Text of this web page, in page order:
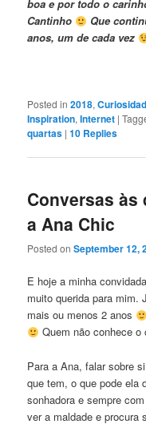
boa e por todo o
Cantinho
Que
anos, um de cada vez
Posted in 2018,
Inspiration,Internet |
quartas |10 Replies
Conversas
a Ana Chic
Posted onSeptember 12,
E hoje a minha
muito querida para mim.
mais ou menos 2 anos
Quem não conhece o
Para a Ana, falar sobre
que tem, o que pode ela
sonhadora e sempre
ver a maldade e procura